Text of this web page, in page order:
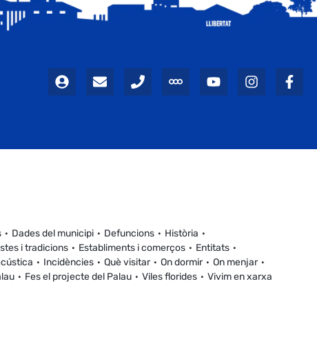
Dades del municipi Defuncions
Història
i tradicions Establiments i comerços
Entitats
Incidències Què visitar On dormir
On menjar
Fes el projecte del Palau Viles florides Vivim en xarxa